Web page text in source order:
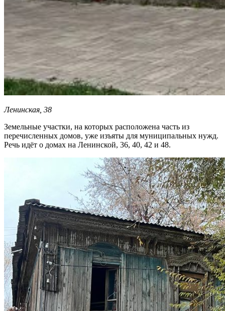
Ленинская, 38
Земельные участки, на которых расположена часть из
перечисленных домов, уже изъяты для муниципальных нужд.
Речь идёт о домах на Ленинской, 36, 40, 42 и 48.